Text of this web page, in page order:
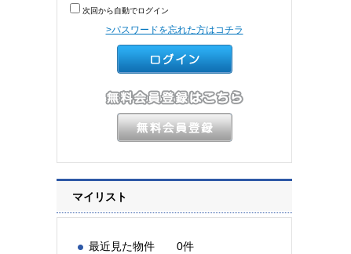
次回から自動でログイン
>パスワードを忘れた方はコチラ
マイリスト
最近見た物件 0件